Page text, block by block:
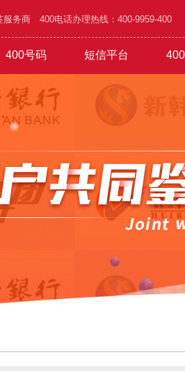
服务商 400电话办理热线：400-9959-400
码
4500元年套餐 6.8万元年套餐
400号码
行业谐音 普通易记
短信平台
验证短信 通知短信
技 家具/家私/家电 旅游/教育/医药
公司简介